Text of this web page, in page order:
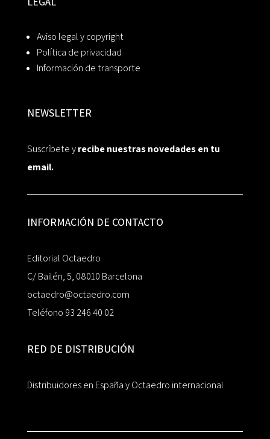
Aviso legal y copyright
Política de privacidad
Información de transporte
NEWSLETTER
Suscríbete yrecibe nuestras novedades en tu
email.
INFORMACIÓN DE CONTACTO
Editorial Octaedro
C/ Bailén, 5, 08010 Barcelona
octaedro@octaedro.com
Teléfono 93 246 40 02
RED DE DISTRIBUCIÓN
Distribuidores en España y Octaedro internacional